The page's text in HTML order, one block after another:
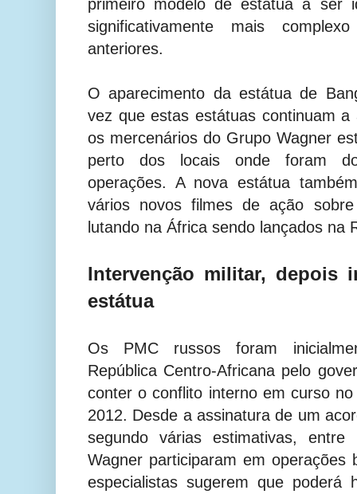
primeiro modelo de estátua a ser
significativamente mais
anteriores.
O aparecimento da estátua de
vez que estas estátuas continuam
os mercenários do Grupo Wagner
perto dos locais onde foram
operações. A nova estátua
vários novos filmes de ação
lutando na África sendo lançados na
Intervenção militar, depois
estátua
Os PMC russos foram
República Centro-Africana pelo
conter o conflito interno em curso
2012. Desde a assinatura de um
segundo várias estimativas,
Wagner participaram em operações
especialistas sugerem que poderá